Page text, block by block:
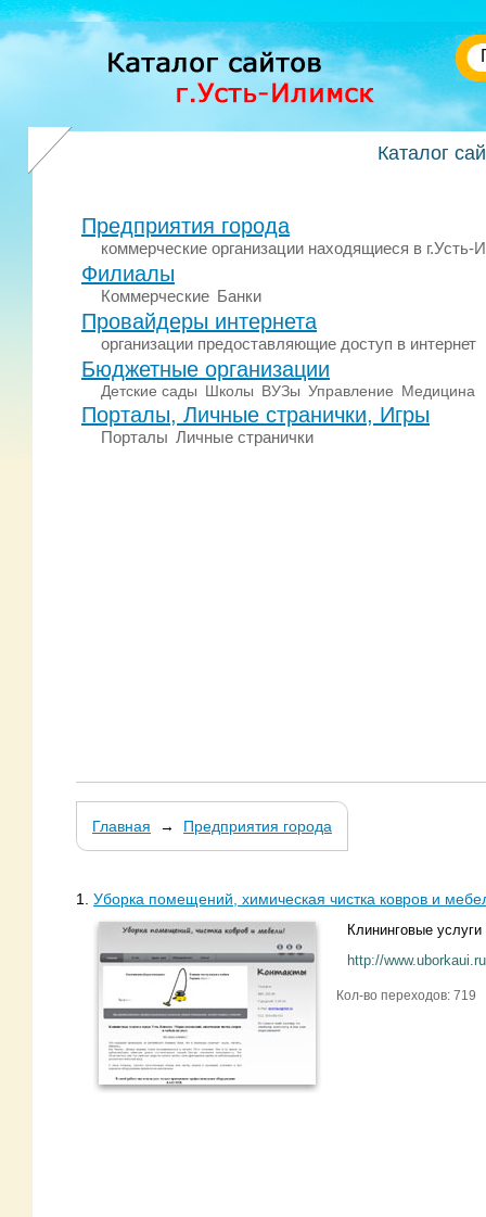
Каталог
Предприятия города
коммерческие организации находящиеся в г.Усть-
Филиалы
Коммерческие Банки
Провайдеры интернета
организации предоставляющие доступ в интернет
Бюджетные организации
Детские сады Школы ВУЗы Управление Медицина
Порталы, Личные странички, Игры
Порталы Личные странички
Главная → Предприятия города
1. Уборка помещений, химическая чистка ковров и
Клининговые
http://www.uborkaui.ru
Кол-во переходов: 719